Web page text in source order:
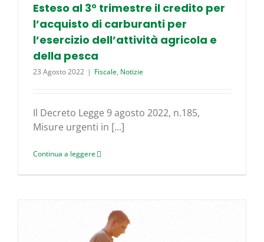
Esteso al 3° trimestre il credito per
l’acquisto di carburanti per
l’esercizio dell’attività agricola e
della pesca
23 Agosto 2022 | Fiscale, Notizie
Il Decreto Legge 9 agosto 2022, n.185,
Misure urgenti in [...]
Continua a leggere